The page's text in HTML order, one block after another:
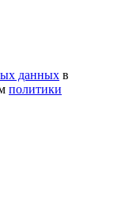
данных в
политики